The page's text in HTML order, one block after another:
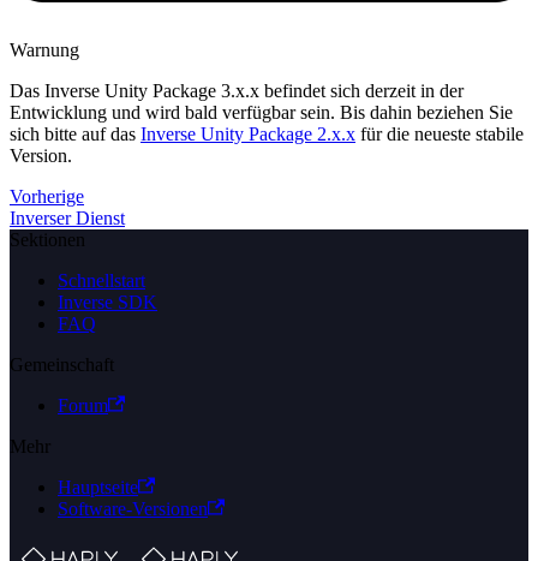
Warnung
Das Inverse Unity Package 3.x.x befindet sich derzeit in der
Entwicklung und wird bald verfügbar sein. Bis dahin beziehen Sie
sich bitte auf das Inverse Unity Package 2.x.x für die neueste stabile
Version.
Vorherige
Inverser Dienst
Sektionen
Schnellstart
Inverse SDK
FAQ
Gemeinschaft
Forum
Mehr
Hauptseite
Software-Versionen